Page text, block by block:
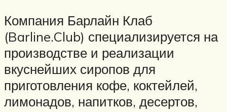
Компания Барлайн Клаб
(Barline.Club) специализируется на
производстве и реализации
вкуснейших сиропов для
приготовления кофе, коктейлей,
лимонадов, напитков, десертов,